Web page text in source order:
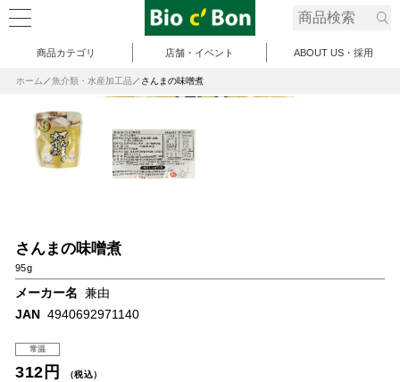
商品カテゴリ 店舗・イベント ABOUT US・採用
ホーム 魚介類・水産加工品 さんまの味噌煮
さんまの味噌煮
95g
メーカー名 兼由
JAN 4940692971140
常温
312円 （税込）